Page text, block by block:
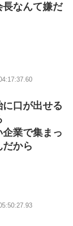
なんて嫌だ
口が出せる
業で集まっ
から